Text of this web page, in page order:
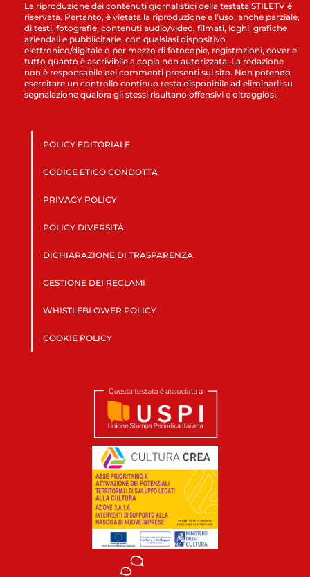
La riproduzione dei contenuti giornalistici della testata STILETV è
riservata. Pertanto, è vietata la riproduzione e l’uso, anche parziale,
di testi, fotografie, contenuti audio/video, filmati, loghi, grafiche
aziendali e pubblicitarie, con qualsiasi dispositivo
elettronico/digitale o per mezzo di fotocopie, registrazioni, cover e
tutto quanto è ascrivibile a copia non autorizzata. La redazione
non è responsabile dei commenti presenti sul sito. Non potendo
esercitare un controllo continuo resta disponibile ad eliminarli su
segnalazione qualora gli stessi risultano offensivi e oltraggiosi.
POLICY EDITORIALE
CODICE ETICO CONDOTTA
PRIVACY POLICY
POLICY DIVERSITÀ
DICHIARAZIONE DI TRASPARENZA
GESTIONE DEI RECLAMI
WHISTLEBLOWER POLICY
COOKIE POLICY